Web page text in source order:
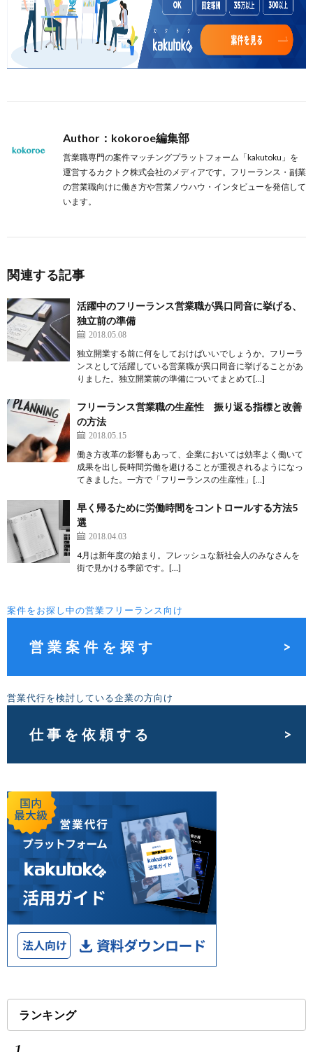
Author：kokoroe編集部
営業職専門の案件マッチングプラットフォーム「kakutoku」を
運営するカクトク株式会社のメディアです。フリーランス・副業
の営業職向けに働き方や営業ノウハウ・インタビューを発信して
います。
関連する記事
活躍中のフリーランス営業職が異口同音に挙げる、
独立前の準備
2018.05.08
独立開業する前に何をしておけばいいでしょうか。フリーラ
ンスとして活躍している営業職が異口同音に挙げることがあ
りました。独立開業前の準備についてまとめて[…]
フリーランス営業職の生産性 振り返る指標と改善
の方法
2018.05.15
働き方改革の影響もあって、企業においては効率よく働いて
成果を出し長時間労働を避けることが重視されるようになっ
てきました。一方で「フリーランスの生産性」[…]
早く帰るために労働時間をコントロールする方法5
選
2018.04.03
4月は新年度の始まり。フレッシュな新社会人のみなさんを
街で見かける季節です。[…]
案件をお探し中の営業フリーランス向け
営業案件を探す
営業代行を検討している企業の方向け
仕事を依頼する
ランキング